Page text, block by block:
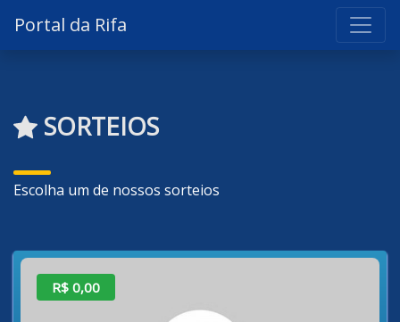
Portal da Rifa
SORTEIOS
Escolha um de nossos sorteios
R$ 0,00